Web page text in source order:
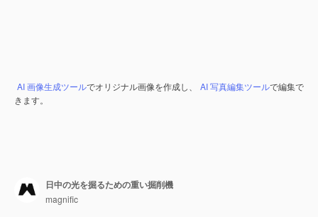
AI 画像生成ツールでオリジナル画像を作成し、 AI 写真編集ツールで編集で
きます。
日中の光を掘るための重い掘削機
magnific